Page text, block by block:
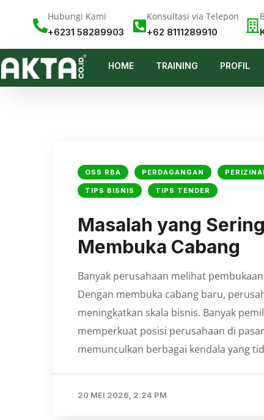
Hubungi Kami
+6231 58289903
Konsultasi via Telepon
+62 8111289910
HOME TRAINING PROFIL
OSS RBA PERDAGANGAN
TIPS BISNIS TIPS TENDER
Masalah yang
Membuka Cabang
Banyak perusahaan melihat
Dengan membuka cabang baru,
meningkatkan skala bisnis. Banyak
memperkuat posisi perusahaan di
memunculkan berbagai kendala yang
20 MEI 2026, 2:24 PM